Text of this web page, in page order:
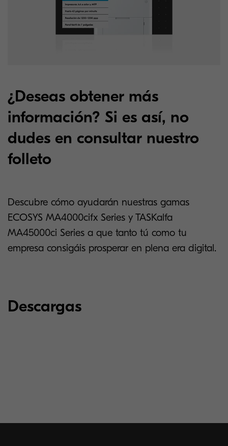
¿Deseas obtener más
información? Si es así, no
dudes en consultar nuestro
folleto
Descubre cómo ayudarán nuestras gamas
ECOSYS MA4000cifx Series y TASKalfa
MA45000ci Series a que tanto tú como tu
empresa consigáis prosperar en plena era digital.
Descargas